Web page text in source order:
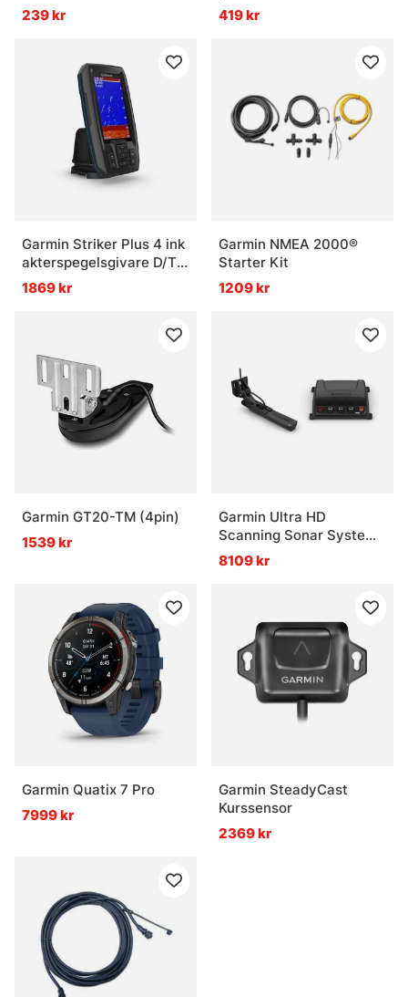
239 kr
419 kr
Garmin Striker Plus 4 ink
akterspegelsgivare D/T
77/200kHz 4pin
1869 kr
Garmin NMEA 2000®
Starter Kit
1209 kr
Garmin GT20-TM (4pin)
1539 kr
Garmin Ultra HD
Scanning Sonar System
Med GT34UHD-TM-
Givare
8109 kr
Garmin Quatix 7 Pro
7999 kr
Garmin SteadyCast
Kurssensor
2369 kr